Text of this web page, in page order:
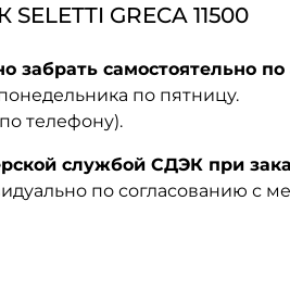
GRECA 11500
забрать самостоятельно по
по пятницу.
телефону).
службой СДЭК при
по согласованию с